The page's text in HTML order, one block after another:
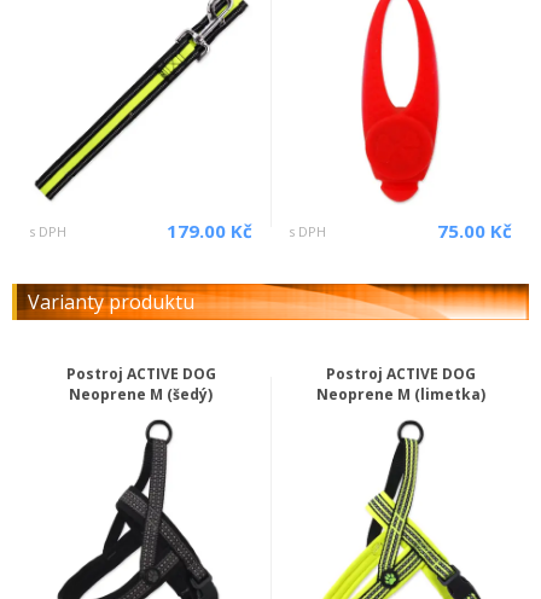
s DPH 179.00 Kč s DPH 75.00 Kč
Varianty produktu
Postroj ACTIVE DOG
Neoprene M (šedý)
Postroj ACTIVE DOG
Neoprene M (limetka)